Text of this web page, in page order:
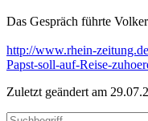
Das Gespräch führte
http://www.rhein-
Papst-soll-auf-Reise-
Zuletzt geändert am